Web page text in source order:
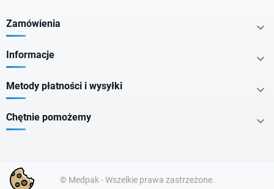
Zamówienia 
Informacje 
Metody płatności i wysyłki 
Chętnie pomożemy 
© Medpak - Wszelkie prawa zastrzeżone.